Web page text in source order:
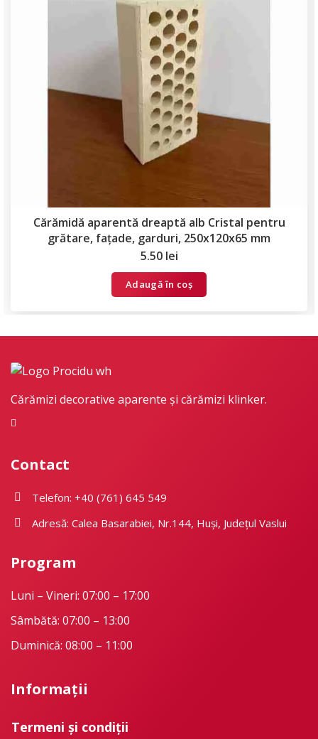
Cărămidă aparentă dreaptă alb Cristal pentru
grătare, fațade, garduri, 250x120x65 mm
5.50 lei
Adaugă în coș
Cărămizi decorative aparente și cărămizi klinker.
Contact
Telefon: +40 (761) 645 549
Adresă: Calea Basarabiei, Nr.144, Huși, Județul Vaslui
Program
Luni – Vineri: 07:00 – 17:00
Sâmbătă: 07:00 – 13:00
Duminică: 08:00 – 11:00
Informații
Termeni și condiții